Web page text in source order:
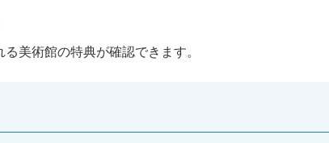
美術館の特典が確認できます。